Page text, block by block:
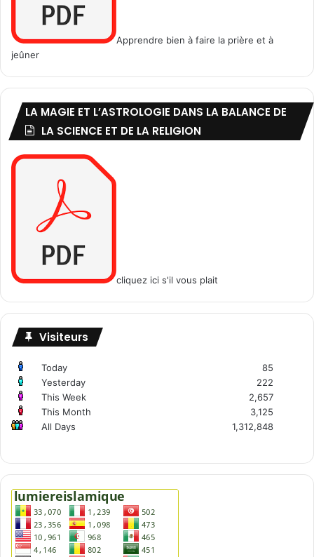
Apprendre bien à faire la prière et à
jeûner
LA MAGIE ET L’ASTROLOGIE DANS LA BALANCE DE
LA SCIENCE ET DE LA RELIGION
cliquez ici s'il vous plait
Visiteurs
Today
85
Yesterday
222
This Week
2,657
This Month
3,125
All Days
1,312,848